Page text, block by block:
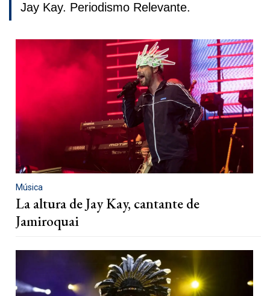
Jay Kay. Periodismo Relevante.
Música
La altura de Jay Kay, cantante de
Jamiroquai